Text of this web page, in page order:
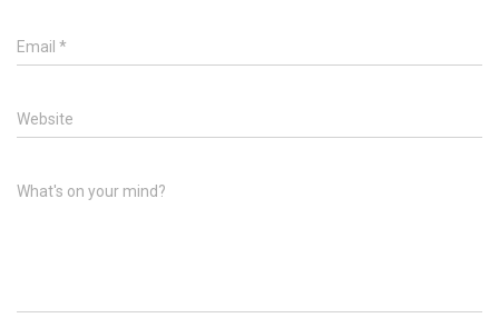
Email *
Website
What's on your mind?